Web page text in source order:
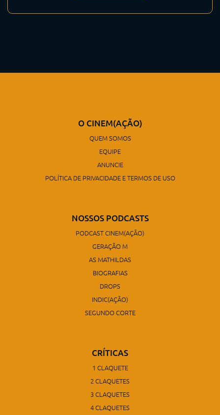
O CINEM(AÇÃO)
QUEM SOMOS
EQUIPE
ANUNCIE
POLÍTICA DE PRIVACIDADE E TERMOS DE USO
NOSSOS PODCASTS
PODCAST CINEM(AÇÃO)
GERAÇÃO M
AS MATHILDAS
BIOGRAFIAS
DROPS
INDIC(AÇÃO)
SEGUNDO CORTE
CRÍTICAS
1 CLAQUETE
2 CLAQUETES
3 CLAQUETES
4 CLAQUETES